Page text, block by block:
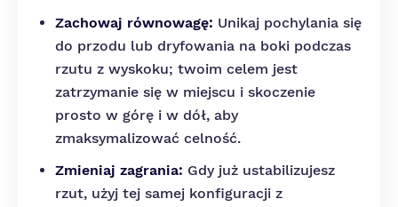
Zachowaj równowagę: Unikaj pochylania się
do przodu lub dryfowania na boki podczas
rzutu z wyskoku; twoim celem jest
zatrzymanie się w miejscu i skoczenie
prosto w górę i w dół, aby
zmaksymalizować celność.
Zmieniaj zagrania: Gdy już ustabilizujesz
rzut, użyj tej samej konfiguracji z